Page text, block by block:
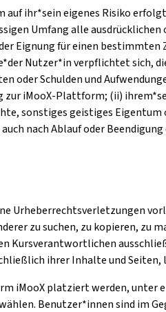
ihr*sein eigenes Risiko
Umfang alle
Eignung für einen
Nutzer*in verpflichtet sich,
oder Schulden und
iMooX-Plattform; (ii)
sonstiges geistiges
nach Ablauf oder
zu suchen, zu kopieren, zu
Kursverantwortlichen
ihrer Inhalte und
platziert werden, unter
Benutzer*innen sind im